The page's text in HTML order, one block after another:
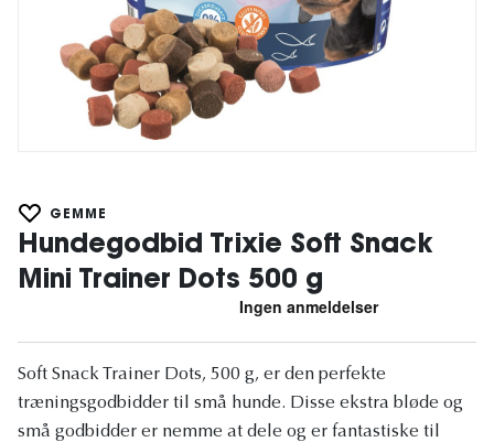
GEMME
Hundegodbid Trixie Soft Snack
Mini Trainer Dots 500 g
Soft Snack Trainer Dots, 500 g, er den perfekte
træningsgodbidder til små hunde. Disse ekstra bløde og
små godbidder er nemme at dele og er fantastiske til